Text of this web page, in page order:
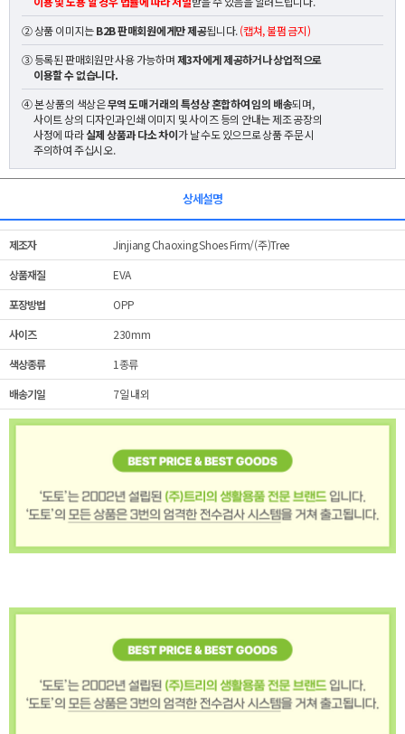
② 상품 이미지는B2B 판매회원에게만 제공됩니다.(캡쳐, 불펌 금지)
③ 등록된 판매회원만 사용 가능하며제3자에게 제공하거나 상업적으로
이용할 수 없습니다.
④ 본 상품의 색상은무역 도매 거래의 특성상 혼합하여 임의 배송되며,
사이트 상의 디자인과 인쇄 이미지 및 사이즈 등의 안내는 제조 공장의
사정에 따라실제 상품과 다소 차이가 날 수도 있으므로 상품 주문 시
주의하여 주십시오.
상세설명
제조자
Jinjiang Chaoxing Shoes Firm/(주)Tree
상품재질
EVA
포장방법
OPP
사이즈
230mm
색상종류
1종류
배송기일
7일 내외